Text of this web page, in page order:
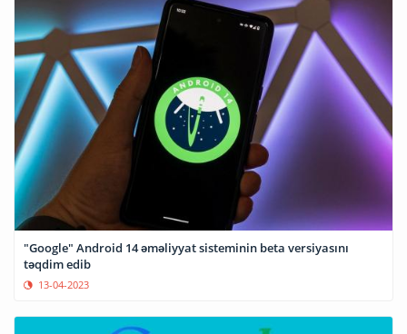
"Google" Android 14 əməliyyat sisteminin beta versiyasını
təqdim edib
13-04-2023